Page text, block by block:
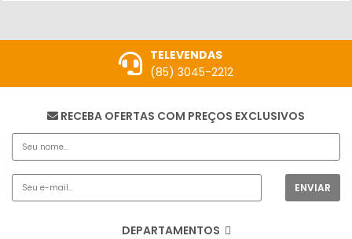
TELEVENDAS
(85) 3045-2212
RECEBA OFERTAS COM PREÇOS EXCLUSIVOS
DEPARTAMENTOS